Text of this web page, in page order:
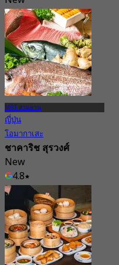
4.8
จาก฿ 157
MRT สามย่าน
ญี่ปุ่น
โอมากาเสะ
ชาคาริช สุรวงศ์
New
4.8
จาก
฿ 2,119